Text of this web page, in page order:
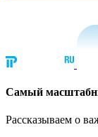
Cамый
Рассказываем о